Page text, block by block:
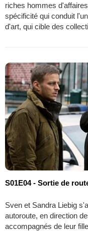
riches hommes
spécificité qui conduit
d'art, qui cible des
S01E04 - Sortie de
Sven et Sandra Liebig
autoroute, en direction
accompagnés de leur